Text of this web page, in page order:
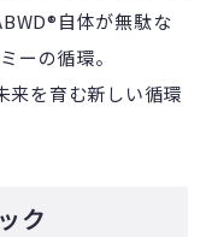
自体が無駄な
ーの循環。
来を育む新しい循環
ク